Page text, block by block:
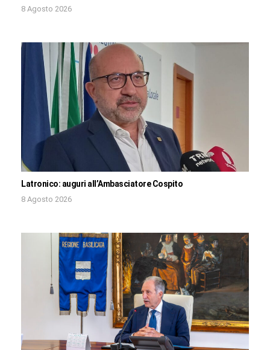
8 Agosto 2026
Latronico: auguri all’Ambasciatore Cospito
8 Agosto 2026